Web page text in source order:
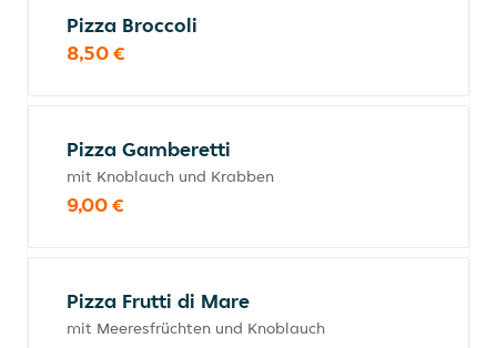
Pizza Broccoli
8,50 €
Pizza Gamberetti
mit Knoblauch und Krabben
9,00 €
Pizza Frutti di Mare
mit Meeresfrüchten und Knoblauch